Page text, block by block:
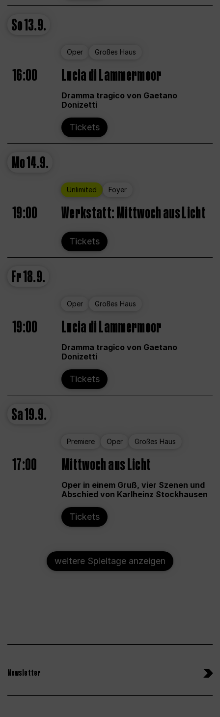
So13.9.
Oper Großes Haus
16:00 Lucia di Lammermoor
Dramma tragico von Gaetano
Donizetti
Tickets
Mo14.9.
Unlimited Foyer
19:00 Werkstatt: Mittwoch aus Licht
Tickets
Fr18.9.
Oper Großes Haus
19:00 Lucia di Lammermoor
Dramma tragico von Gaetano
Donizetti
Tickets
Sa19.9.
Premiere Oper Großes Haus
17:00 Mittwoch aus Licht
Oper in einem Gruß, vier Szenen und
Abschied von Karlheinz Stockhausen
Tickets
weitere Spieltage anzeigen
Newsletter